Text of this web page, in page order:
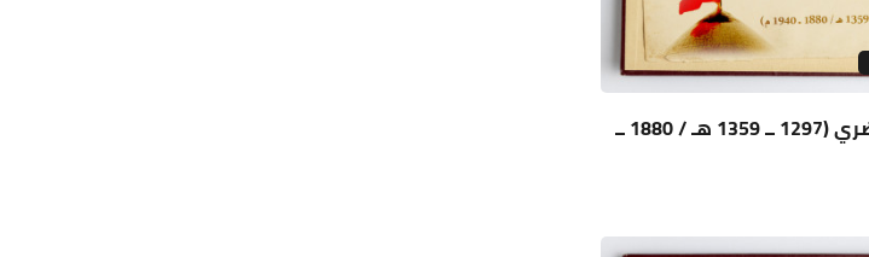
877 ــ عبد الله الخضري (1297 ــ 1359 هـ / 1880 ــ